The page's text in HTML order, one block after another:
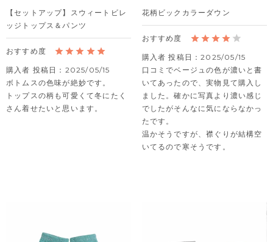
【セットアップ】スウィートビレ
ッジトップス＆パンツ
購入者 投稿日
2025/05/15
ボトムスの色味が絶妙です。
トップスの柄も可愛くて冬にたく
さん着せたいと思います。
花柄ビックカラーダウン
購入者 投稿日
2025/05/15
口コミでベージュの色が濃いと書
いてあったので、実物見て購入し
ました。確かに写真より濃い感じ
でしたがそんなに気にならなかっ
たです。
温かそうですが、襟ぐりが結構空
いてるので寒そうです。